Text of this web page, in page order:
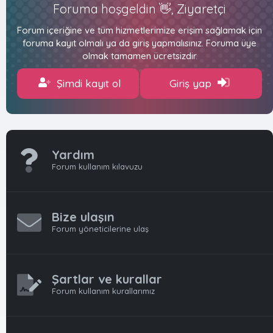
Foruma hoşgeldin 👋, Ziyaretçi
Forum içeriğine ve tüm hizmetlerimize erişim sağlamak için
foruma kayıt olmalı ya da giriş yapmalısınız. Foruma üye
olmak tamamen ücretsizdir.
Şimdi kayıt ol Giriş yap
Yardım
Forum kullanım kılavuzu
Bize ulaşın
Forum yöneticilerine ulaş
Şartlar ve kurallar
Forum kullanım kurallarımız